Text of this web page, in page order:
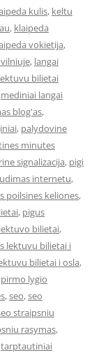
kulis, keltu
, klaipeda
vokietija,
, langai
bilietai
mediniai langai
blog'as,
, palydovine
minutes
signalizacija, pigi
internetu,
poilsines keliones,
, pigus
bilietai,
lektuvu bilietai i
bilietai i osla,
pirmo lygio
,seo,seo
straipsniu
rasymas,
tarptautiniai